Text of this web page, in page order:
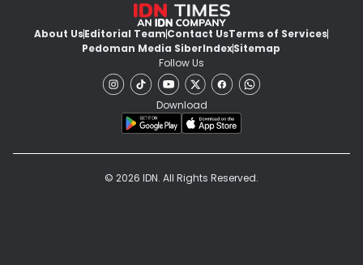
About UsEditorial TeamContact UsTerms of Services
Pedoman Media SiberIndexSitemap
Follow Us
Download
© 2026 IDN. All Rights Reserved.